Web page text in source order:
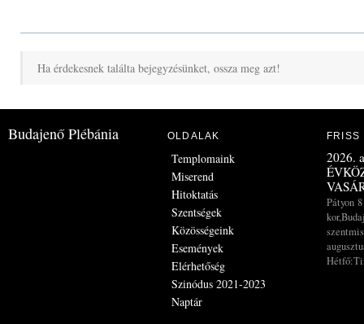
Ha érdekesnek találta bejegyzésünket, ossza meg azt!
Budajenő Plébánia OLDALAK
Templomaink
Miserend
Hitoktatás
Szentségek
Közösségeink
Események
Elérhetőség
Szinódus 2021-2023
Naptár
FRISS
2026.
Pátyon